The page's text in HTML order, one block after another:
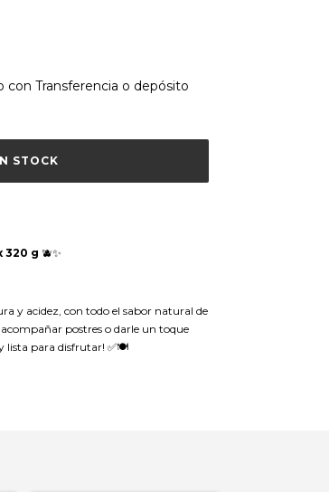
con Transferencia o depósito
320 g 🫐✨
y acidez, con todo el sabor natural de
postres o darle un toque
y lista para disfrutar! ✅🍽️